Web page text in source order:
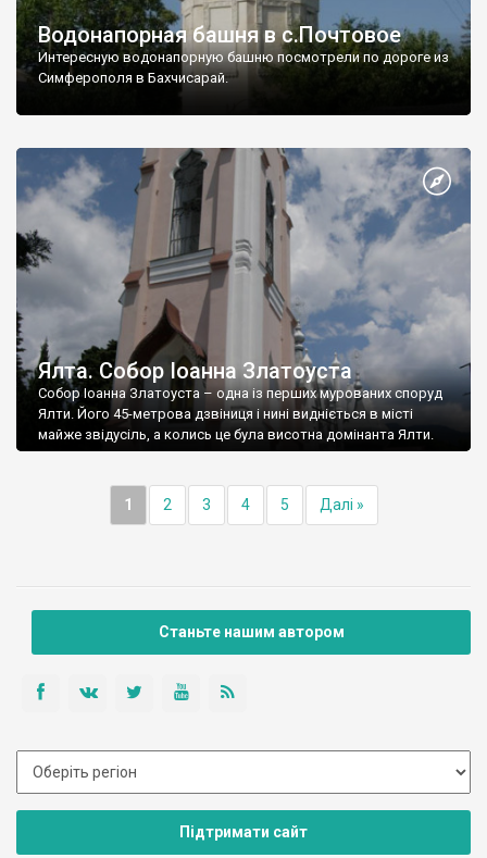
Водонапорная башня в с.Почтовое
Интересную водонапорную башню посмотрели по дороге из
Симферополя в Бахчисарай.
Ялта. Собор Іоанна Златоуста
Собор Іоанна Златоуста – одна із перших мурованих споруд
Ялти. Його 45-метрова дзвіниця і нині видніється в місті
майже звідусіль, а колись це була висотна домінанта Ялти.
1 2 3 4 5 Далі »
Станьте нашим автором
Підтримати сайт